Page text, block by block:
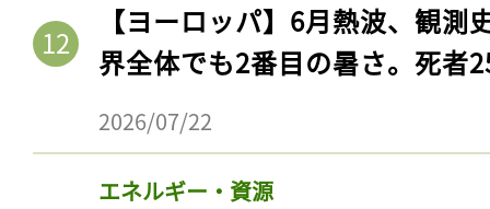
【ヨーロッパ】6月熱波、観
界全体でも2番目の暑さ。死者
2026/07/22
エネルギー・資源
記事をお気に入りに
ログインが必